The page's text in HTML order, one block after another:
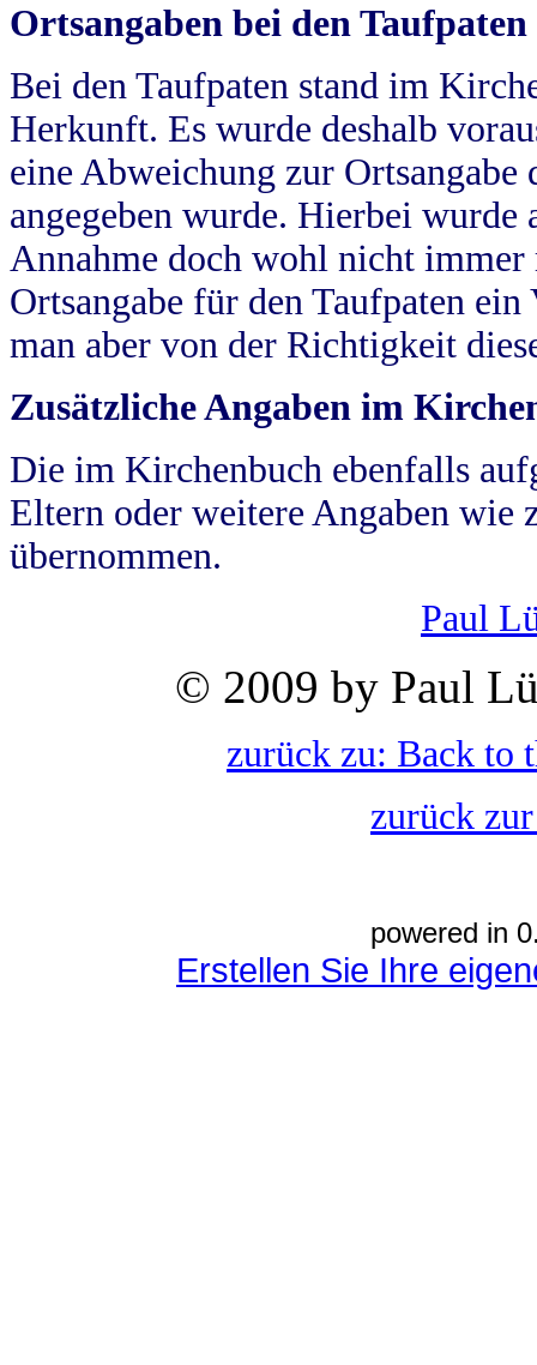
Ortsangaben bei den Taufpaten
Bei den Taufpaten stand im
Herkunft. Es wurde deshalb
eine Abweichung zur
angegeben wurde. Hierbei wurde
Annahme doch wohl nicht
Ortsangabe für den Taufpaten
man aber von der Richtigkeit
Zusätzliche Angaben im
Die im Kirchenbuch ebenfalls
Eltern oder weitere Angaben wie
übernommen.
Paul
© 2009 by Paul
zurück zu: Back to
zurück
powered in
Erstellen Sie Ihre